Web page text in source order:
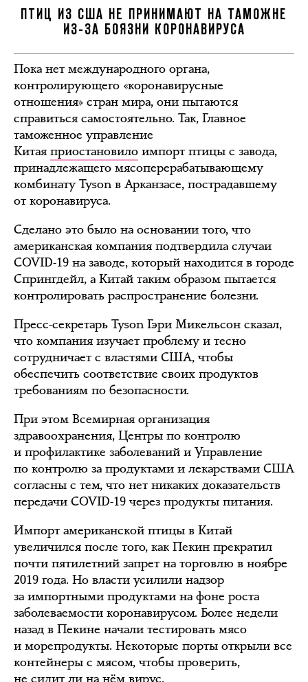
ПТИЦ ИЗ США НЕ ПРИНИМАЮТ НА ТАМОЖНЕ
ИЗ-ЗА БОЯЗНИ КОРОНАВИРУСА
Пока нет международного органа,
контролирующего «коронавирусные
отношения» стран мира, они пытаются
справиться самостоятельно. Так, Главное
таможенное управление
Китая приостановило импорт птицы с завода,
принадлежащего мясоперерабатывающему
комбинату Tyson в Арканзасе, пострадавшему
от коронавируса.
Сделано это было на основании того, что
американская компания подтвердила случаи
COVID-19 на заводе, который находится в городе
Спрингдейл, а Китай таким образом пытается
контролировать распространение болезни.
Пресс-секретарь Tyson Гэри Микельсон сказал,
что компания изучает проблему и тесно
сотрудничает с властями США, чтобы
обеспечить соответствие своих продуктов
требованиям по безопасности.
При этом Всемирная организация
здравоохранения, Центры по контролю
и профилактике заболеваний и Управление
по контролю за продуктами и лекарствами США
согласны с тем, что нет никаких доказательств
передачи COVID-19 через продукты питания.
Импорт американской птицы в Китай
увеличился после того, как Пекин прекратил
почти пятилетний запрет на торговлю в ноябре
2019 года. Но власти усилили надзор
за импортными продуктами на фоне роста
заболеваемости коронавирусом. Более недели
назад в Пекине начали тестировать мясо
и морепродукты. Некоторые порты открыли все
контейнеры с мясом, чтобы проверить,
не сидит ли на нём вирус.